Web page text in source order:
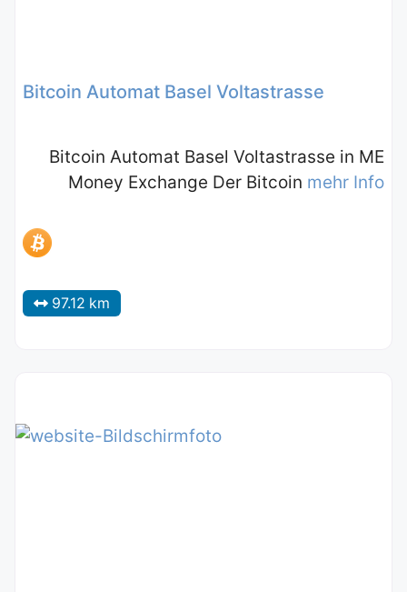
Bitcoin Automat Basel Voltastrasse
Bitcoin Automat Basel Voltastrasse in ME
Money Exchange Der Bitcoin mehr Info
97.12 km